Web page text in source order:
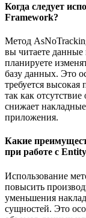
Когда следует
Framework?
Метод
вы читаете данные
планируете
базу данных. Это
требуется высокая
так как
снижает
приложения.
Какие
при работе с
Использование
повысить
уменьшения
сущностей. Это